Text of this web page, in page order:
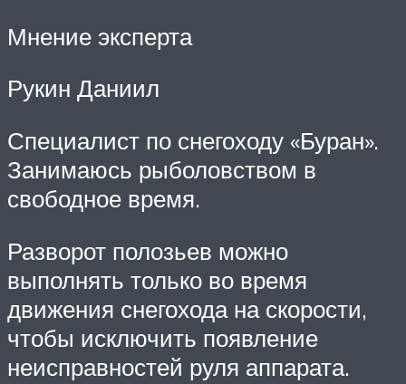
Мнение эксперта
Рукин Даниил
Специалист по снегоходу «Буран».
Занимаюсь рыболовством в
свободное время.
Разворот полозьев можно
выполнять только во время
движения снегохода на скорости,
чтобы исключить появление
неисправностей руля аппарата.